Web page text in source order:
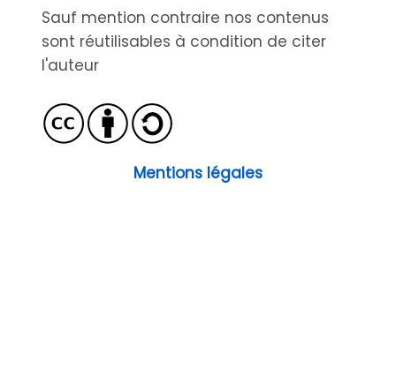
Sauf mention contraire nos contenus
sont réutilisables à condition de citer
l'auteur
Mentions légales